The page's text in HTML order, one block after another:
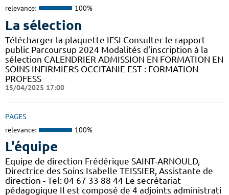
relevance: 100%
La sélection
Télécharger la plaquette IFSI Consulter le rapport
public Parcoursup 2024 Modalités d'inscription à la
sélection CALENDRIER ADMISSION EN FORMATION EN
SOINS INFIRMIERS OCCITANIE EST : FORMATION
PROFESS
15/04/2025 17:00
PAGES
relevance: 100%
L'équipe
Equipe de direction Frédérique SAINT-ARNOULD,
Directrice des Soins Isabelle TEISSIER, Assistante de
direction - Tel: 04 67 33 88 44 Le secrétariat
pédagogique Il est composé de 4 adjoints administrati